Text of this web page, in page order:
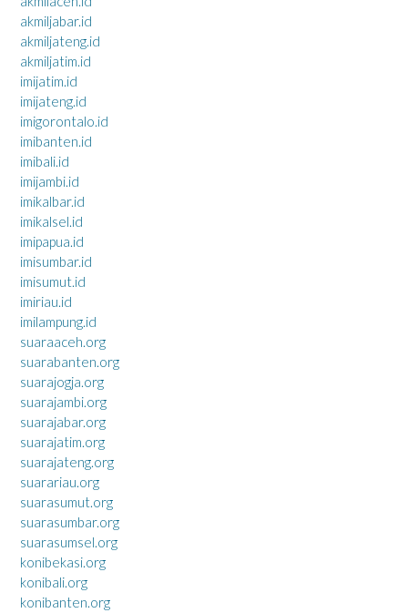
akmiljabar.id
akmiljateng.id
akmiljatim.id
imijatim.id
imijateng.id
imigorontalo.id
imibanten.id
imibali.id
imijambi.id
imikalbar.id
imikalsel.id
imipapua.id
imisumbar.id
imisumut.id
imiriau.id
imilampung.id
suaraaceh.org
suarabanten.org
suarajogja.org
suarajambi.org
suarajabar.org
suarajatim.org
suarajateng.org
suarariau.org
suarasumut.org
suarasumbar.org
suarasumsel.org
konibekasi.org
konibali.org
konibanten.org